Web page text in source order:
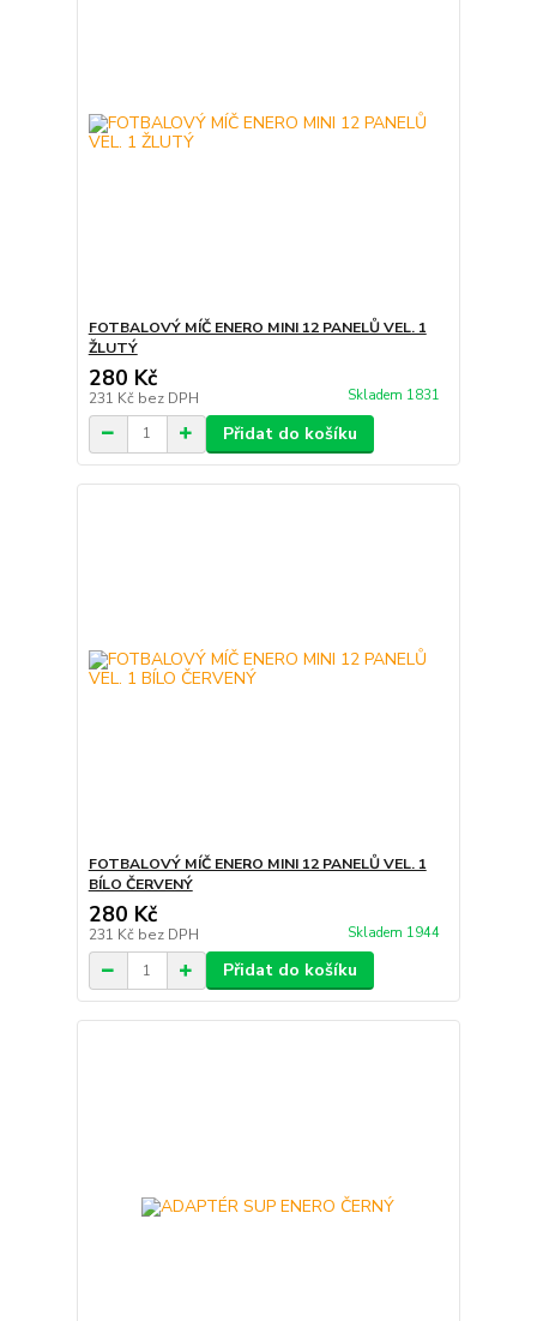
FOTBALOVÝ MÍČ ENERO MINI 12 PANELŮ VEL. 1
ŽLUTÝ
280 Kč
231 Kč bez DPH Skladem 1831
Přidat do košíku
FOTBALOVÝ MÍČ ENERO MINI 12 PANELŮ VEL. 1
BÍLO ČERVENÝ
280 Kč
231 Kč bez DPH Skladem 1944
Přidat do košíku